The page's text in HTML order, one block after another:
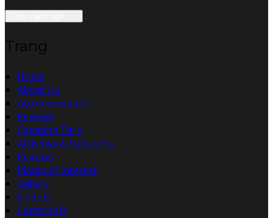
Trang
Home
About Us
Accommodation
Reviews
Camping Park
Activities & Functions
Reviews
Places of Interest
Gallery
Find Us
Contact Us